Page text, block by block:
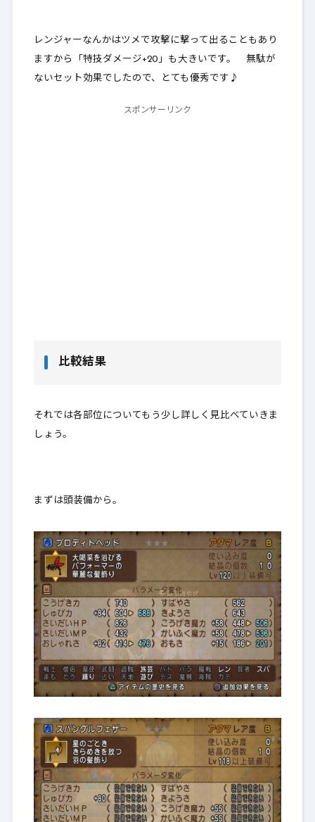
レンジャーなんかはツメで攻撃に撃って出ることもあり
ますから「特技ダメージ+20」も大きいです。 無駄が
ないセット効果でしたので、とても優秀です♪
スポンサーリンク
比較結果
それでは各部位についてもう少し詳しく見比べていきま
しょう。
まずは頭装備から。